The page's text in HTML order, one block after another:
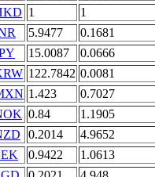
1
1
5.9477
0.1681
15.0087
0.0666
122.7842 0.0081
1.423
0.7027
0.84
1.1905
0.2014
4.9652
0.9422
1.0613